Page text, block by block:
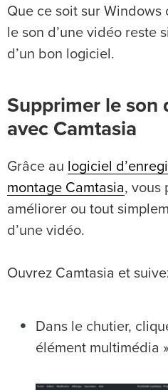
Que ce soit sur Windows
le son d’une vidéo reste
d’un bon logiciel.
Supprimer le son
avec Camtasia
Grâce au logiciel
montage Camtasia, vous
améliorer ou tout
d’une vidéo.
Ouvrez Camtasia et
Dans le chutier,
élément multimédia